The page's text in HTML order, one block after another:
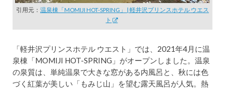
引用元： 温泉棟「MOMIJI HOT-SPRING」 | 軽井沢プリンスホテル ウエス
ト
「軽井沢プリンスホテル ウエスト」では、2021年4月に温
泉棟「MOMIJI HOT-SPRING」がオープンしました。温泉
の泉質は、単純温泉で大きな窓がある内風呂と、秋には色
づく紅葉が美しい「もみじ山」を望む露天風呂が人気。熱